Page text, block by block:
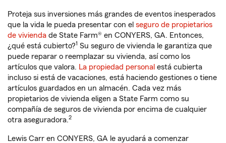
Proteja sus inversiones más grandes de eventos inesperados
que la vida le pueda presentar con el seguro de propietarios
de vivienda de State Farm® en CONYERS, GA. Entonces,
¿qué está cubierto?1 Su seguro de vivienda le garantiza que
puede reparar o reemplazar su vivienda, así como los
artículos que valora. La propiedad personal está cubierta
incluso si está de vacaciones, está haciendo gestiones o tiene
artículos guardados en un almacén. Cada vez más
propietarios de vivienda eligen a State Farm como su
compañía de seguros de vivienda por encima de cualquier
otra aseguradora.2
Lewis Carr en CONYERS, GA le ayudará a comenzar